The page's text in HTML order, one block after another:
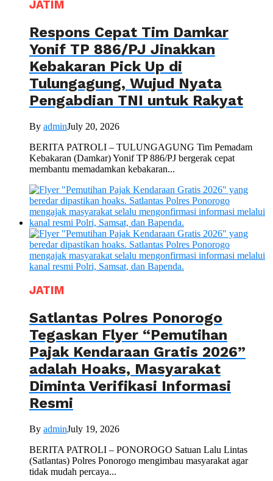
JATIM
Respons Cepat Tim Damkar
Yonif TP 886/PJ Jinakkan
Kebakaran Pick Up di
Tulungagung, Wujud Nyata
Pengabdian TNI untuk Rakyat
By adminJuly 20, 2026
BERITA PATROLI – TULUNGAGUNG Tim Pemadam
Kebakaran (Damkar) Yonif TP 886/PJ bergerak cepat
membantu memadamkan kebakaran...
JATIM
Satlantas Polres Ponorogo
Tegaskan Flyer “Pemutihan
Pajak Kendaraan Gratis 2026”
adalah Hoaks, Masyarakat
Diminta Verifikasi Informasi
Resmi
By adminJuly 19, 2026
BERITA PATROLI – PONOROGO Satuan Lalu Lintas
(Satlantas) Polres Ponorogo mengimbau masyarakat agar
tidak mudah percaya...